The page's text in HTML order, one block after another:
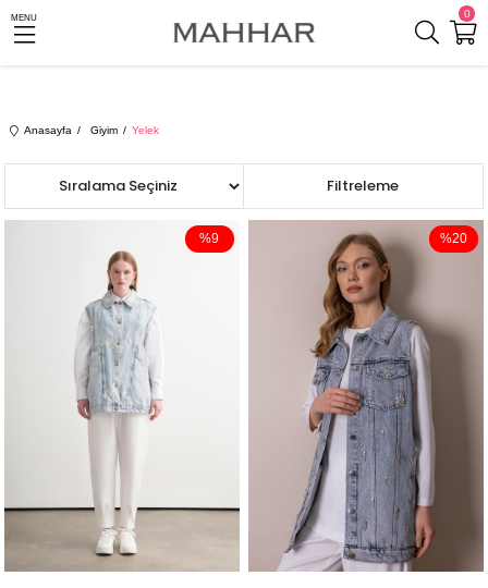
0
MENU
Anasayfa Giyim Yelek
Filtreleme
Sıralama
%9 %20